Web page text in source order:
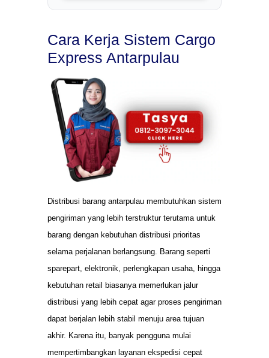
Cara Kerja Sistem Cargo
Express Antarpulau
Distribusi barang antarpulau membutuhkan sistem
pengiriman yang lebih terstruktur terutama untuk
barang dengan kebutuhan distribusi prioritas
selama perjalanan berlangsung. Barang seperti
sparepart, elektronik, perlengkapan usaha, hingga
kebutuhan retail biasanya memerlukan jalur
distribusi yang lebih cepat agar proses pengiriman
dapat berjalan lebih stabil menuju area tujuan
akhir. Karena itu, banyak pengguna mulai
mempertimbangkan layanan ekspedisi cepat